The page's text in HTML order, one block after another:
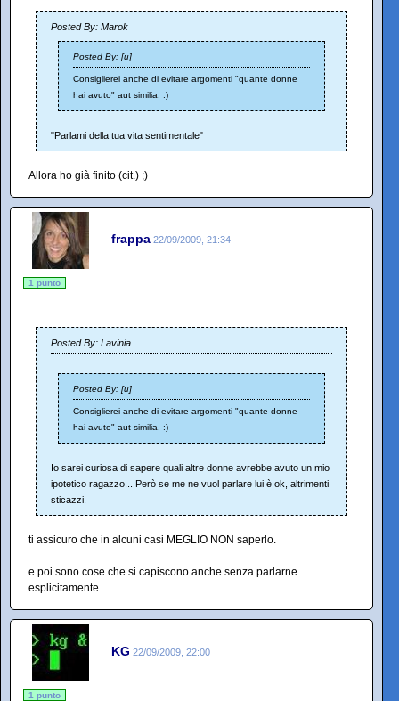
Posted By: Marok
Posted By: [u]
Consiglierei anche di evitare argomenti "quante donne
hai avuto" aut similia. :)
"Parlami della tua vita sentimentale"
Allora ho già finito (cit.) ;)
frappa 22/09/2009, 21:34
1 punto
Posted By: Lavinia
Posted By: [u]
Consiglierei anche di evitare argomenti "quante donne
hai avuto" aut similia. :)
Io sarei curiosa di sapere quali altre donne avrebbe avuto un mio
ipotetico ragazzo... Però se me ne vuol parlare lui è ok, altrimenti
sticazzi.
ti assicuro che in alcuni casi MEGLIO NON saperlo.
e poi sono cose che si capiscono anche senza parlarne
esplicitamente..
KG 22/09/2009, 22:00
1 punto